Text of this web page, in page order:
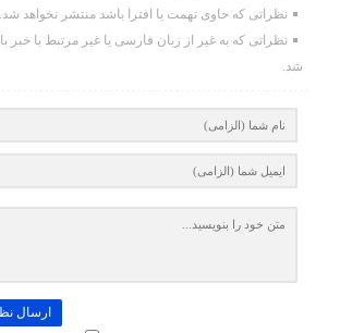
نظراتی که حاوی تهمت یا افترا باشد منتشر نخواهد شد.
نظراتی که به غیر از زبان فارسی یا غیر مرتبط با خبر
شد.
ارسال